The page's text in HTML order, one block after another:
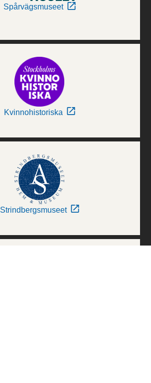
Spårvägsmuseet
Kvinnohistoriska
Strindbergsmuseet